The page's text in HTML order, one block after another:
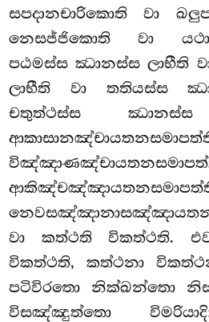
සපදානචාරිකොති වා
නෙසජ්ජිකොති වා
පඨමස්ස ඣානස්ස ලාභීති
ලාභීති වා තතියස්ස
චතුත්ථස්ස
වා කත්ථති විකත්ථති.
විකත්ථති, කත්ථනා
පටිවිරතො නික්ඛන්තො
විසඤ්ඤුත්තො